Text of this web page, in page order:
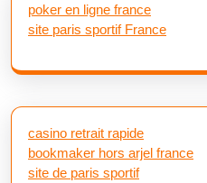
poker en ligne france
site paris sportif France
casino retrait rapide
bookmaker hors arjel france
site de paris sportif